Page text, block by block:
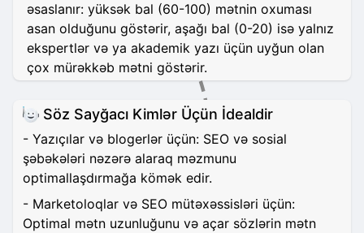
əsaslanır: yüksək bal (60-100) mətnin oxuması
asan olduğunu göstərir, aşağı bal (0-20) isə yalnız
ekspertlər və ya akademik yazı üçün uyğun olan
çox mürəkkəb mətni göstərir.
Söz Sayğacı Kimlər Üçün İdealdir
- Yazıçılar və blogerlər üçün: SEO və sosial
şəbəkələri nəzərə alaraq məzmunu
optimallaşdırmağa kömək edir.
- Marketoloqlar və SEO mütəxəssisləri üçün:
Optimal mətn uzunluğunu və açar sözlərin mətn